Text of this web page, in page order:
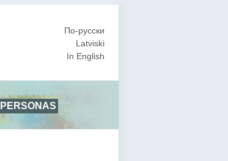
По-русски
Latviski
In English
PERSONAS